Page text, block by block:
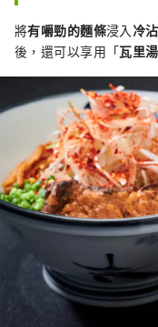
將有嚼勁的麵條浸入 冷
後，還可以享用「瓦里湯